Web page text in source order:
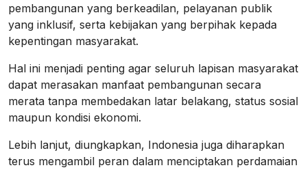
pembangunan yang berkeadilan, pelayanan publik
yang inklusif, serta kebijakan yang berpihak kepada
kepentingan masyarakat.
Hal ini menjadi penting agar seluruh lapisan masyarakat
dapat merasakan manfaat pembangunan secara
merata tanpa membedakan latar belakang, status sosial
maupun kondisi ekonomi.
Lebih lanjut, diungkapkan, Indonesia juga diharapkan
terus mengambil peran dalam menciptakan perdamaian